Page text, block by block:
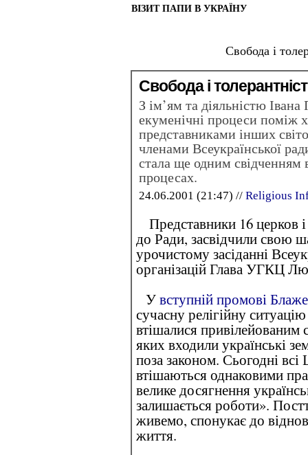
ВІЗИТ ПАПИ В УКРАЇНУ
Свобода і
Свобода і
З ім’ям та діяльністю
екуменічні процеси поміж
представниками інших
членами Всеукраїнської
стала ще одним свідченням
процесах.
24.06.2001 (21:47) // Religious
Представники 16 церков і
до Ради, засвідчили свою
урочистому засіданні
організацій Глава УГКЦ
Увступній промові
сучасну релігійну
втішалися
яких входили українські
поза законом. Сьогодні всі
втішаються однаковими
велике досягнення
залишається роботи».
живемо, спонукає до
життя.